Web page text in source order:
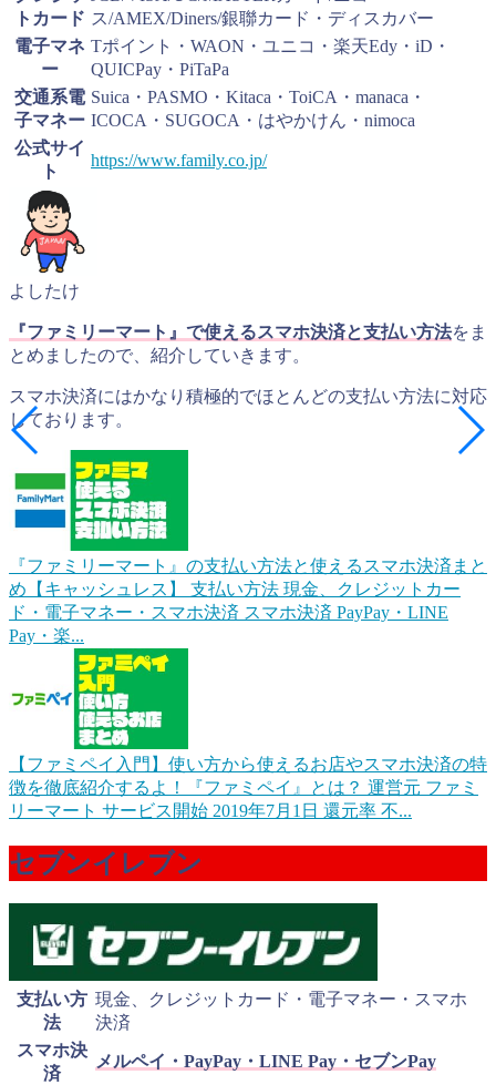
トカード ス/AMEX/Diners/銀聯カード・ディスカバー
電子マネ
ー
Tポイント・WAON・ユニコ・楽天Edy・iD・
QUICPay・PiTaPa
交通系電
子マネー
Suica・PASMO・Kitaca・ToiCA・manaca・
ICOCA・SUGOCA・はやかけん・nimoca
公式サイ
ト
https://www.family.co.jp/
よしたけ
『ファミリーマート』で使えるスマホ決済と支払い方法をま
とめましたので、紹介していきます。
スマホ決済にはかなり積極的でほとんどの支払い方法に対応
しております。
『ファミリーマート』の支払い方法と使えるスマホ決済まと
め【キャッシュレス】
支払い方法 現金、クレジットカー
ド・電子マネー・スマホ決済 スマホ決済 PayPay・LINE
Pay・楽...
【ファミペイ入門】使い方から使えるお店やスマホ決済の特
徴を徹底紹介するよ！
『ファミペイ』とは？ 運営元 ファミ
リーマート サービス開始 2019年7月1日 還元率 不...
セブンイレブン
支払い方
法
現金、クレジットカード・電子マネー・スマホ
決済
スマホ決
済
メルペイ・ PayPay・LINE Pay・セブンPay